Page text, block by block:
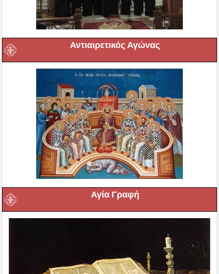
Αντιαιρετικός Αγώνας
Αγία Γραφή